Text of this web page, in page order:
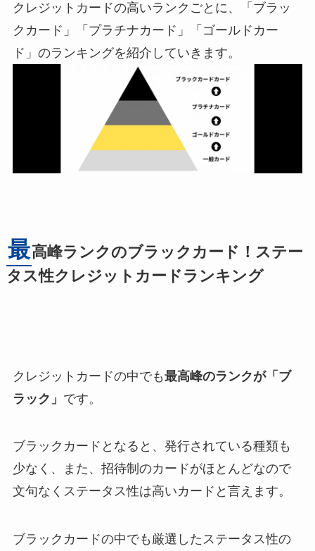
クレジットカードの高いランクごとに、「ブラッ
クカード」「プラチナカード」「ゴールドカー
ド」のランキングを紹介していきます。
最高峰ランクのブラックカード！ステー
タス性クレジットカードランキング
クレジットカードの中でも最高峰のランクが「ブ
ラック」 です。
ブラックカードとなると、発行されている種類も
少なく、また、 招待制のカードがほとんどなので
文句なくステータス性は高いカードと言えます。
ブラックカードの中でも厳選したステータス性の